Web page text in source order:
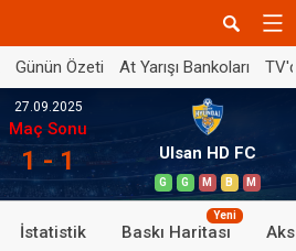
Günün Özeti At Yarışı Bankoları
27.09.2025
Maç Sonu
1 - 1 Ulsan HD FC
G G M B M
İstatistik Baskı Haritası
Yeni